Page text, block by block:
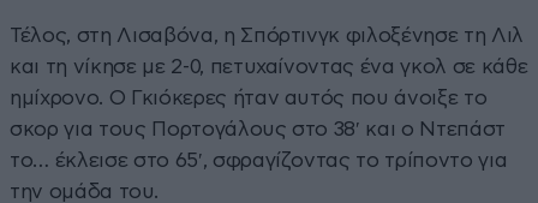
Τέλος, στη Λισαβόνα, η Σπόρτινγκ φιλοξένησε τη Λιλ
και τη νίκησε με 2-0, πετυχαίνοντας ένα γκολ σε κάθε
ημίχρονο. Ο Γκιόκερες ήταν αυτός που άνοιξε το
σκορ για τους Πορτογάλους στο 38′ και ο Ντεπάστ
το… έκλεισε στο 65′, σφραγίζοντας το τρίποντο για
την ομάδα του.